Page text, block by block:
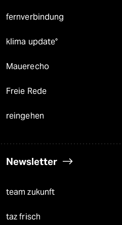
fernverbindung
klima update°
Mauerecho
Freie Rede
reingehen
Newsletter
team zukunft
taz frisch